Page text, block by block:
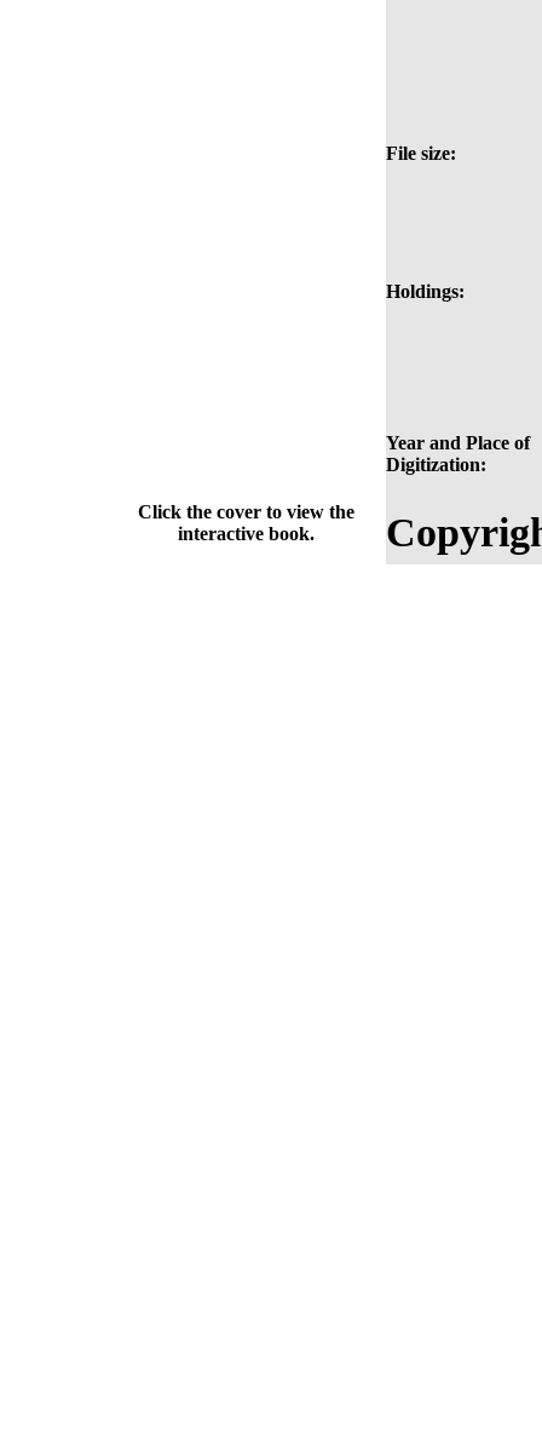
File size:
Holdings:
Year and Place of
Digitization:
Click the cover to view the
interactive book.